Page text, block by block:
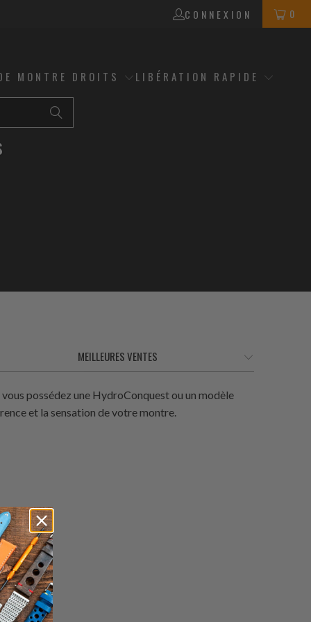
CONNEXION 0
MONTRE DROITS LIBÉRATION RAPIDE
possédez une HydroConquest ou un modèle
et la sensation de votre montre.